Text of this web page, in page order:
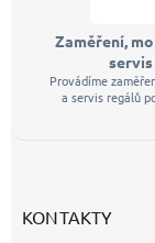
Zaměření,
servis
Provádíme
a servis regálů
KONTAKTY